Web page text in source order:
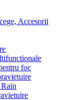
Accesorii
foc